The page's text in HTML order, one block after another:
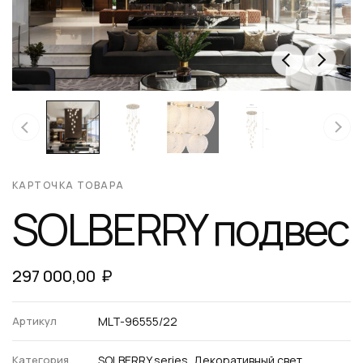
КАРТОЧКА ТОВАРА
SOLBERRY подвес
297 000,00 ₽
Артикул MLT-96555/22
Категория